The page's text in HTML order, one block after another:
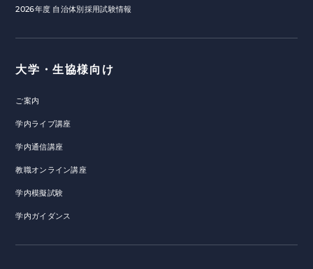
2026年度 自治体別採用試験情報
大学・生協様向け
ご案内
学内ライブ講座
学内通信講座
教職オンライン講座
学内模擬試験
学内ガイダンス